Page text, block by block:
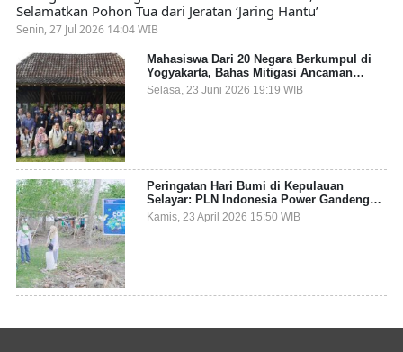
Selamatkan Pohon Tua dari Jeratan ‘Jaring Hantu’
Senin, 27 Jul 2026 14:04 WIB
Mahasiswa Dari 20 Negara Berkumpul di
Yogyakarta, Bahas Mitigasi Ancaman
Kesehatan Global
Selasa, 23 Juni 2026 19:19 WIB
Peringatan Hari Bumi di Kepulauan
Selayar: PLN Indonesia Power Gandeng
Pemda dan Komunitas, Giatkan Restorasi
Mangrove
Kamis, 23 April 2026 15:50 WIB